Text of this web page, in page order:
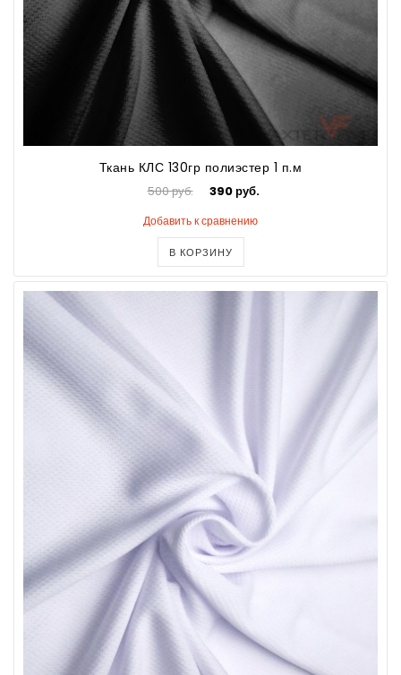
Ткань КЛС 130гр полиэстер 1 п.м
500 руб. 390 руб.
Добавить к сравнению
В КОРЗИНУ